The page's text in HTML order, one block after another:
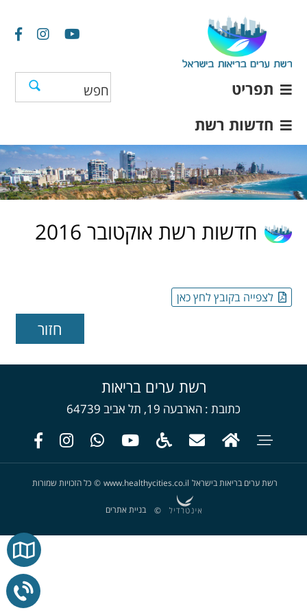
תפריט
חדשות רשת
חדשות רשת אוקטובר 2016
לצפייה בקובץ לחץ כאן
רשת ערים בריאות
כתובת הארבעה 19, תל אביב 64739
רשת ערים בריאות בישראל www.healthycities.co.il
© כל הזכויות שמורות
© בניית אתרים